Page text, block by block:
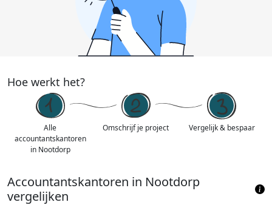
Hoe werkt het?
Alle
accountantskantoren
in Nootdorp
Omschrijf je project Vergelijk & bespaar
Accountantskantoren in Nootdorp
vergelijken